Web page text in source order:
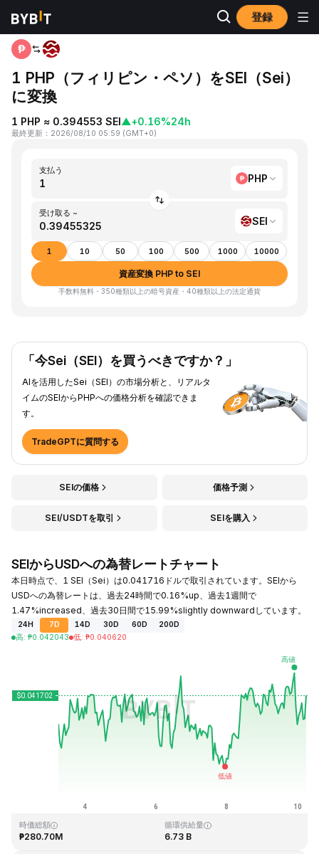
登録
ホーム PHP to SEI
1 PHP（フィリピン・ペソ）をSEI（Sei）
に変換
1 PHP ≈ 0.394553 SEI▲+0.16%24h
最終更新 ： 2026/08/10 05:59 (GMT+0)
支払う
PHP
受け取る ~
SEI
1 10 50 100 500 1000 10000
資産変換 PHP to SEI
手数料無料・350種類以上の暗号資産・40種類以上の法定通貨
「今Sei（SEI）を買うべきですか？」
AIを活用したSei（SEI）の市場分析と、リアルタ
イムのSEIからPHPへの価格分析を確認できま
す。
TradeGPTに質問する
SEIの価格 価格予測
SEI/USDTを取引 SEIを購入
SEIからUSDへの為替レートチャート
本日時点で、1 SEI（Sei）は0.041716ドルで取引されています。SEIから
USDへの為替レートは、過去24時間で0.16%up、過去1週間で
1.47%increased、過去30日間で15.99%slightly downwardしています。
24H 7D 14D 30D 60D
200D
高: ₱0.042043 低: ₱0.040620
時価総額
₱280.70M
循環供給量
6.73 B